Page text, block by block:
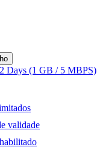
Days (1 GB / 5 MBPS)
validade